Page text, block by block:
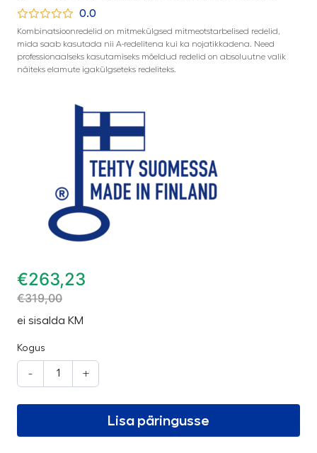
0.0
Kombinatsioonredelid on mitmekülgsed mitmeotstarbelised redelid,
mida saab kasutada nii A-redelitena kui ka nojatikkadena. Need
professionaalseks kasutamiseks mõeldud redelid on absoluutne valik
näiteks elamute igakülgseteks redeliteks.
€263,23
€319,00
ei sisalda KM
Kogus
- +
Lisa päringusse